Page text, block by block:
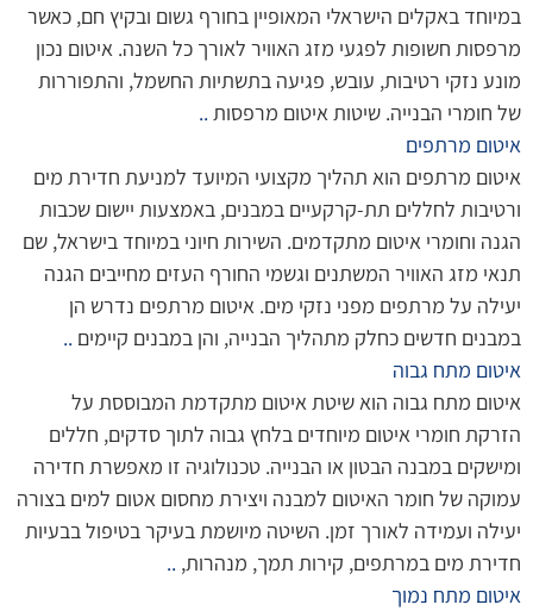
במיוחד באקלים הישראלי המאופיין בחורף גשום ובקיץ חם, כאשר
מרפסות חשופות לפגעי מזג האוויר לאורך כל השנה. איטום נכון
מונע נזקי רטיבות, עובש, פגיעה בתשתיות החשמל, והתפוררות
של חומרי הבנייה. שיטות איטום מרפסות ..
איטום מרתפים
איטום מרתפים הוא תהליך מקצועי המיועד למניעת חדירת מים
ורטיבות לחללים תת-קרקעיים במבנים, באמצעות יישום שכבות
הגנה וחומרי איטום מתקדמים. השירות חיוני במיוחד בישראל, שם
תנאי מזג האוויר המשתנים וגשמי החורף העזים מחייבים הגנה
יעילה על מרתפים מפני נזקי מים. איטום מרתפים נדרש הן
במבנים חדשים כחלק מתהליך הבנייה, והן במבנים קיימים ..
איטום מתח גבוה
איטום מתח גבוה הוא שיטת איטום מתקדמת המבוססת על
הזרקת חומרי איטום מיוחדים בלחץ גבוה לתוך סדקים, חללים
ומישקים במבנה הבטון או הבנייה. טכנולוגיה זו מאפשרת חדירה
עמוקה של חומר האיטום למבנה ויצירת מחסום אטום למים בצורה
יעילה ועמידה לאורך זמן. השיטה מיושמת בעיקר בטיפול בבעיות
חדירת מים במרתפים, קירות תמך, מנהרות, ..
איטום מתח נמוך